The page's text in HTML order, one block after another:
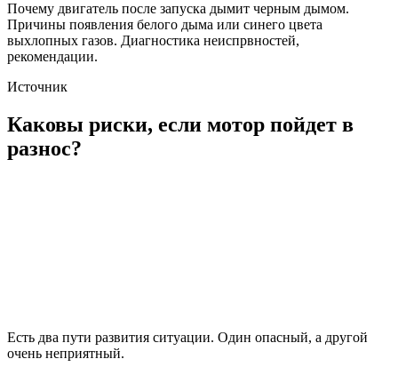
Почему двигатель после запуска дымит черным дымом.
Причины появления белого дыма или синего цвета
выхлопных газов. Диагностика неиспрвностей,
рекомендации.
Источник
Каковы риски, если мотор пойдет в
разнос?
Есть два пути развития ситуации. Один опасный, а другой
очень неприятный.